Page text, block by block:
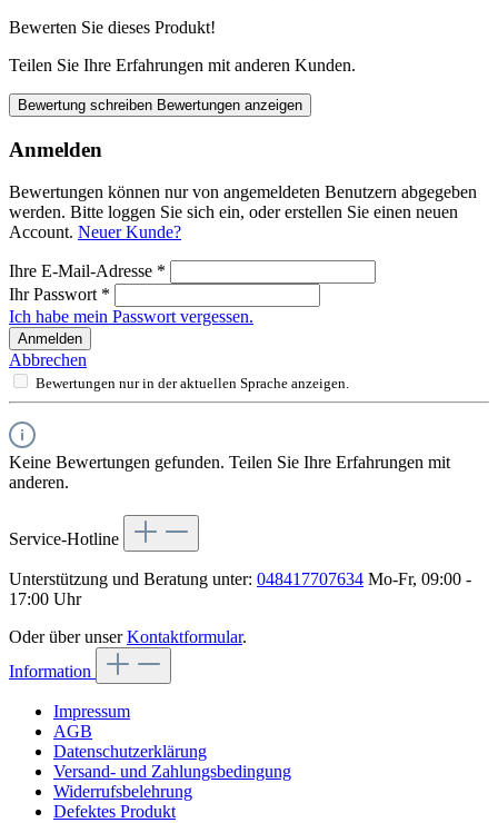
Bewerten Sie dieses Produkt!
Teilen Sie Ihre Erfahrungen mit anderen Kunden.
Bewertung schreiben Bewertungen anzeigen
Anmelden
Bewertungen können nur von angemeldeten Benutzern abgegeben
werden. Bitte loggen Sie sich ein, oder erstellen Sie einen neuen
Account. Neuer Kunde?
Ihre E-Mail-Adresse *
Ihr Passwort *
Ich habe mein Passwort vergessen.
Anmelden
Abbrechen
Bewertungen nur in der aktuellen Sprache anzeigen.
Keine Bewertungen gefunden. Teilen Sie Ihre Erfahrungen mit
anderen.
Service-Hotline
Unterstützung und Beratung unter: 048417707634 Mo-Fr, 09:00 -
17:00 Uhr
Oder über unserKontaktformular.
Information
Impressum
AGB
Datenschutzerklärung
Versand- und Zahlungsbedingung
Widerrufsbelehrung
Defektes Produkt